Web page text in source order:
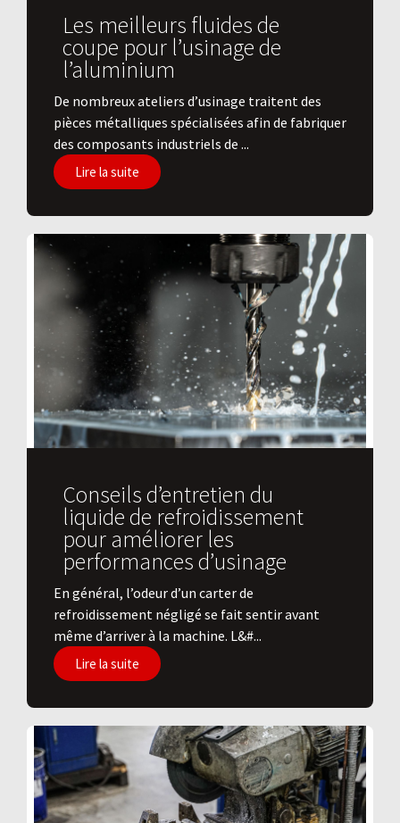
Les meilleurs fluides de
coupe pour l’usinage de
l’aluminium
De nombreux ateliers d’usinage traitent des
pièces métalliques spécialisées afin de fabriquer
des composants industriels de ...
Lire la suite
Conseils d’entretien du
liquide de refroidissement
pour améliorer les
performances d’usinage
En général, l’odeur d’un carter de
refroidissement négligé se fait sentir avant
même d’arriver à la machine. L&#...
Lire la suite